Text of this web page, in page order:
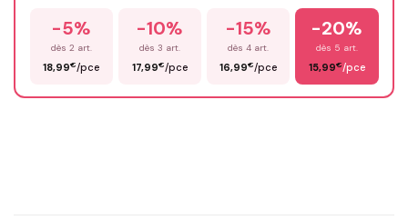
Prénom*
-5%
dès 2 art.
18,99€/pce
-10%
dès 3 art.
17,99€/pce
-15%
dès 4 art.
16,99€/pce
-20%
dès 5 art.
15,99€/pce